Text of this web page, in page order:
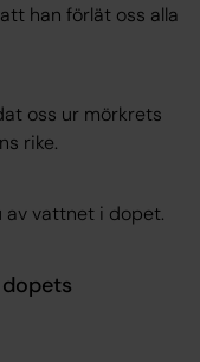
han förlät oss alla
oss ur mörkrets
rike.
av vattnet i dopet.